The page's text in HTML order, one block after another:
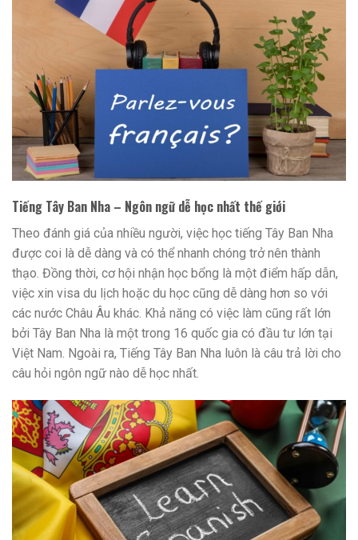
Tiếng Tây Ban Nha – Ngôn ngữ dễ học nhất thế giới
Theo đánh giá của nhiều người, việc học tiếng Tây Ban Nha
được coi là dễ dàng và có thể nhanh chóng trở nên thành
thạo. Đồng thời, cơ hội nhận học bổng là một điểm hấp dẫn,
việc xin visa du lịch hoặc du học cũng dễ dàng hơn so với
các nước Châu Âu khác. Khả năng có việc làm cũng rất lớn
bởi Tây Ban Nha là một trong 16 quốc gia có đầu tư lớn tại
Việt Nam. Ngoài ra, Tiếng Tây Ban Nha luôn là câu trả lời cho
câu hỏi ngôn ngữ nào dễ học nhất.